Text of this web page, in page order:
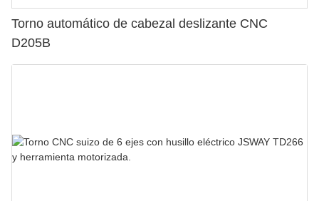
Torno automático de cabezal deslizante CNC
D205B